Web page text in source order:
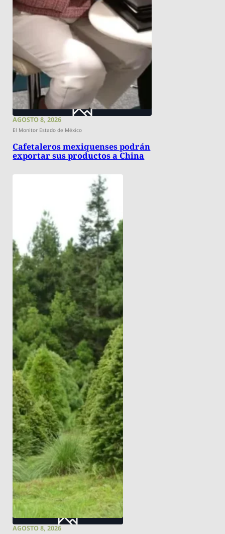
AGOSTO 8, 2026
El Monitor Estado de México
Cafetaleros mexiquenses podrán
exportar sus productos a China
AGOSTO 8, 2026